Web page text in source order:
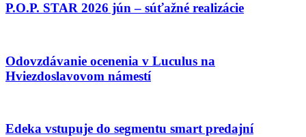
P.O.P. STAR 2026 jún – súťažné realizácie
Odovzdávanie ocenenia v Luculus na
Hviezdoslavovom námestí
Edeka vstupuje do segmentu smart predajní